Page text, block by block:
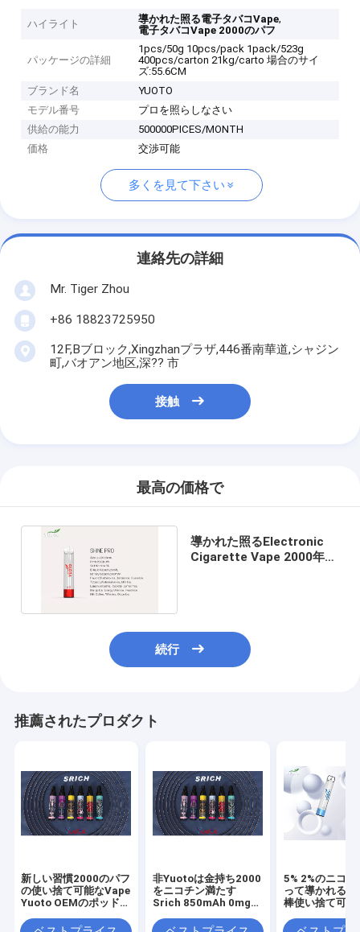
ハイライト 導かれた照る電子タバコVape,
電子タバコVape 2000のパフ
パッケージの詳細
1pcs/50g 10pcs/pack 1pack/523g
400pcs/carton 21kg/carto 場合のサイ
ズ:55.6CM
ブランド名
YUOTO
モデル番号
プロを照らしなさい
供給の能力
500000PICES/MONTH
価格
交渉可能
多くを見て下さい
連絡先の詳細
Mr. Tiger Zhou
+86 18823725950
12F,Bブロック,Xingzhanプラザ,446番南華道,シャジン
町,バオアン地区,深?? 市
接触
最高の価格で
導かれた照るElectronic
Cigarette Vape 2000年の
続行
推薦されたプロダクト
新しい習慣2000のパフ
の使い捨て可能なVape
Yuoto OEMのポッド
非Yuotoは金持ち2000
をニコチン満たす
Srich 850mAh 0mg
5% 2%のニコチ
って導かれるポ
棒使い捨て可